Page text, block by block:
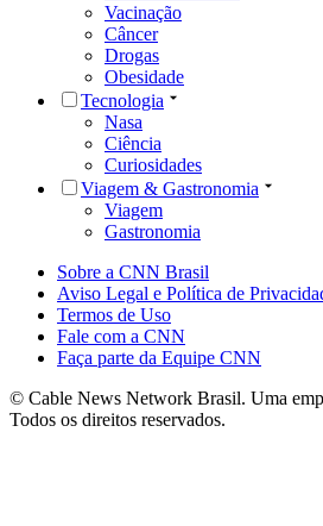
Vacinação
Câncer
Drogas
Obesidade
Tecnologia
Nasa
Ciência
Curiosidades
Viagem & Gastronomia
Viagem
Gastronomia
Sobre a CNN Brasil
Aviso Legal e Política de
Termos de Uso
Fale com a CNN
Faça parte da Equipe CNN
© Cable News Network Brasil. Uma
Todos os direitos reservados.